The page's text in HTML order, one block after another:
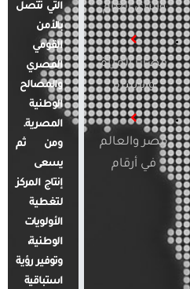
والرأي العام
قضايا المرأة
والأسرة
مصر والعالم
في أرقام
التي تتصل
بالأمن
القومي
المصري
والمصالح
الوطنية
المصرية.
ومن ثم
يسعى
إنتاج المركز
لتغطية
الأولويات
الوطنية،
وتوفير رؤية
استباقية